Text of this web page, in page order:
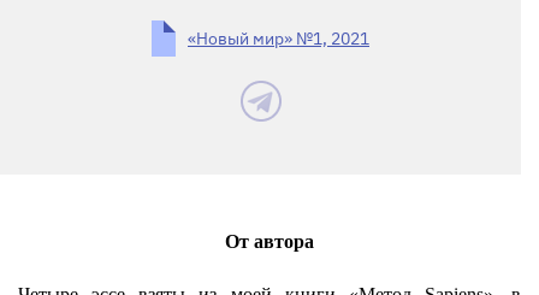
«Новый мир» №1, 2021
От автора